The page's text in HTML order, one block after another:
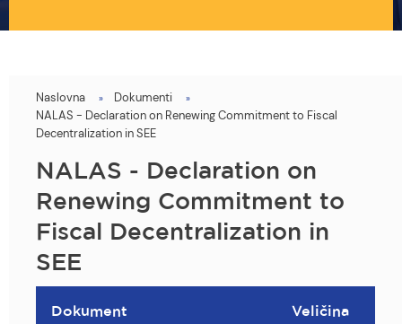
You
are
here
Naslovna
Dokumenti
NALAS - Declaration on Renewing Commitment to Fiscal
Decentralization in SEE
NALAS - Declaration on
Renewing Commitment to
Fiscal Decentralization in
SEE
Dokument Veličina